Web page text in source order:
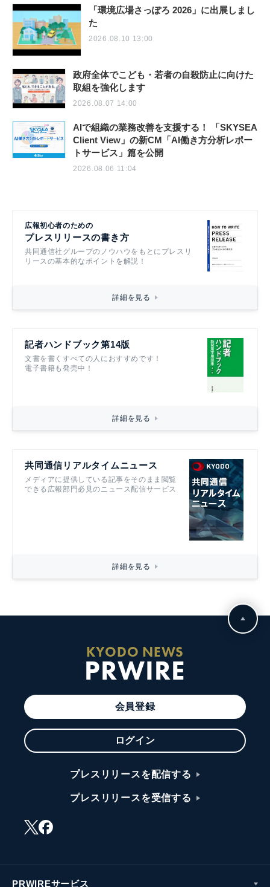
「環境広場さっぽろ 2026」に出展しまし
た
2026.08.10 13:00
政府全体でこども・若者の自殺防止に向けた
取組を強化します
2026.08.07 14:00
AIで組織の業務改善を支援する！ 「SKYSEA
Client View」の新CM「AI働き方分析レポー
トサービス」篇を公開
2026.08.06 11:04
広報初心者のための
プレスリリースの書き方
共同通信社グループのノウハウをもとにプレスリ
リースの基本的なポイントを解説！
詳細を見る
記者ハンドブック第14版
文書を書くすべての人におすすめです！
電子書籍も発売中！
詳細を見る
共同通信リアルタイムニュース
メディアに提供している記事をそのまま閲覧
できる広報部門必見のニュース配信サービス
詳細を見る
KYODO NEWS
PRWIRE
会員登録
ログイン
プレスリリースを配信する
プレスリリースを受信する
PRWIREサービス